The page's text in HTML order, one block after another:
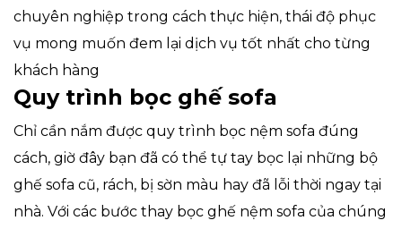
chuyên nghiệp trong cách thực hiện, thái độ phục
vụ mong muốn đem lại dịch vụ tốt nhất cho từng
khách hàng
Quy trình bọc ghế sofa
Chỉ cần nắm được quy trình bọc nệm sofa đúng
cách, giờ đây bạn đã có thể tự tay bọc lại những bộ
ghế sofa cũ, rách, bị sờn màu hay đã lỗi thời ngay tại
nhà. Với các bước thay bọc ghế nệm sofa của chúng